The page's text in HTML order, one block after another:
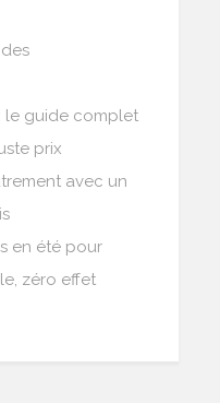
le guide complet
prix
avec un
en été pour
zéro effet